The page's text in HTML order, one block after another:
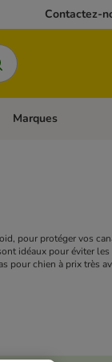
Contactez-
Dérouler les
Marques
pour protéger vos
idéaux pour éviter
pour chien à prix très